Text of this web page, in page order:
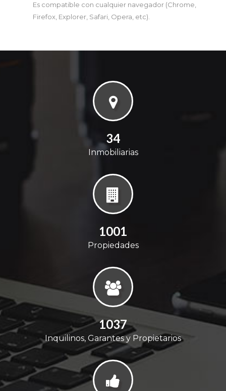
Es compatible con cualquier navegador (Chrome,
Firefox, Explorer, Safari, Opera, etc).
38
Inmobiliarias
1106
Propiedades
1144
Inquilinos, Garantes y Propietarios